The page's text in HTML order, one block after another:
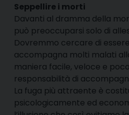
Seppellire i morti
Davanti al dramma della
può preoccuparsi solo di
Dovremmo cercare di
accompagna molti malati
maniera facile, veloce e
responsabilità di
La fuga più attraente è
psicologicamente ed